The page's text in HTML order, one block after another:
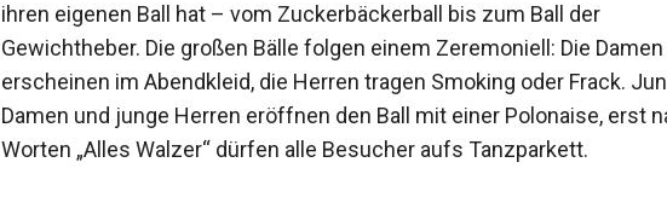
ihren eigenen Ball hat – vom Zuckerbäckerball bis zum Ball der
Gewichtheber. Die großen Bälle folgen einem Zeremoniell: Die Damen
erscheinen im Abendkleid, die Herren tragen Smoking oder Frack.
Damen und junge Herren eröffnen den Ball mit einer Polonaise, erst
Worten „Alles Walzer“ dürfen alle Besucher aufs Tanzparkett.